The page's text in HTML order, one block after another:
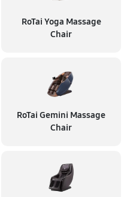
RoTai Yoga Massage
Chair
RoTai Gemini Massage
Chair